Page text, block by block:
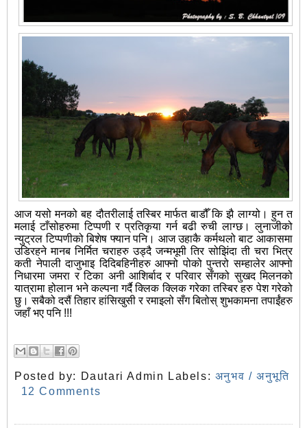
आज यसो मनको बह दौतरीलाई तस्बिर मार्फत बाडौँ कि झै लाग्यो। हुन त
मलाई टाँसोहरुमा टिप्पणी र प्रतिकृया गर्न बढी रुची लाग्छ। लुनाजीको
न्युट्रल टिप्पणीको बिशेष फ्यान पनि। आज उहाकै कर्मथलो बाट आकासमा
उडिरहने मानब निर्मित चराहरु उड्दै जन्मभूमी तिर सोझिंदा ती चरा भित्र
कती नेपाली दाजुभाइ दिदिबहिनीहरु आफ्नो पोको पुन्तरो सम्हालेर आफ्नो
निधारमा जमरा र टिका अनी आशिर्बाद र परिवार सँगको सुखद मिलनको
यात्रामा होलान भने कल्पना गर्दै क्लिक क्लिक गरेका तस्बिर हरु पेश गरेको
छु। सबैको दसैं तिहार हांसिखुसी र रमाइलो सँग बितोस् शुभकामना तपाईंहरु
जहाँ भए पनि !!!
Posted by: Dautari Admin Labels: अनुभव / अनुभूति
12 Comments